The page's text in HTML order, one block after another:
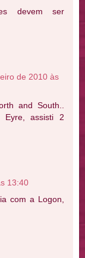
devem ser
de 2010 às
and South..
Eyre, assisti 2
13:40
com a Logon,